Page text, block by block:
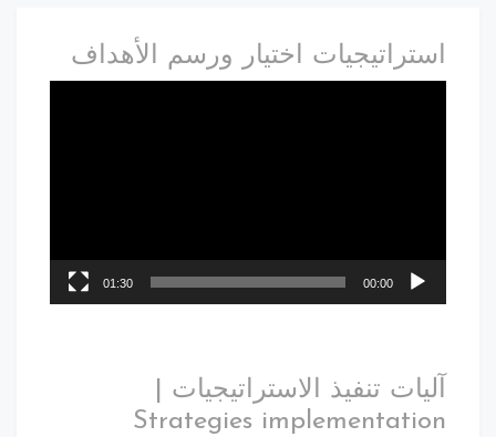
استراتيجيات اختيار ورسم الأهداف
00:00
01:30
آليات تنفيذ الاستراتيجيات |
Strategies implementation